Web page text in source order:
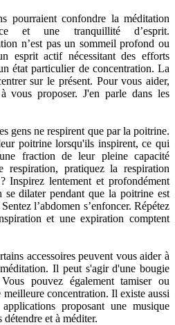
pourraient confondre la méditation
et une tranquillité d’esprit.
n’est pas un sommeil profond ou
esprit actif nécessitant des efforts
état particulier de concentration. La
sur le présent. Pour vous aider,
vous proposer. J'en parle dans les
gens ne respirent que par la poitrine.
poitrine lorsqu'ils inspirent, ce qui
fraction de leur pleine capacité
respiration, pratiquez la respiration
Inspirez lentement et profondément
se dilater pendant que la poitrine est
l’abdomen s’enfoncer. Répétez
et une expiration comptent
accessoires peuvent vous aider à
Il peut s'agir d'une bougie
pouvez également tamiser ou
concentration. Il existe aussi
proposant une musique
et à méditer.